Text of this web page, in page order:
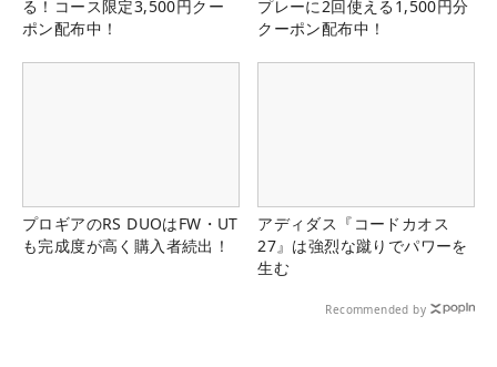
る！コース限定3,500円クー
ポン配布中！
プレーに2回使える1,500円分
クーポン配布中！
プロギアのRS DUOはFW・UT
も完成度が高く購入者続出！
アディダス『コードカオス
27』は強烈な蹴りでパワーを
生む
Recommended by